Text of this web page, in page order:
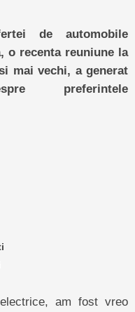
de automobile
o recenta reuniune la
mai vechi, a generat
preferintele
am fost vreo